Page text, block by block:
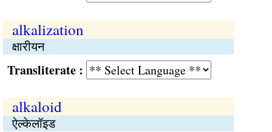
alkalization
क्षारीयन
:
alkaloid
ऐल्केलॉइड